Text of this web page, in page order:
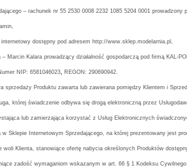
– rachunek nr 55 2530 0008 2232 1085 5204 0001 prowadzony
dostępny pod adresem http://www.sklep.modelarnia.pl,
– Marcin Kalara prowadzący działalność gospodarczą pod firmą
NIP: 6581046023, REGON: 290690942.
sprzedaży Produktu zawarta lub zawierana pomiędzy Klientem i
której świadczenie odbywa się drogą elektroniczną przez
lub zamierzająca korzystać z Usług Elektronicznych
Sklepie Internetowym Sprzedającego, na której prezentowany jest
woli Klienta, stanowiące ofertę nabycia określonych Produktów
zadość wymaganiom wskazanym w art. 66 § 1 Kodeksu Cywilnego.